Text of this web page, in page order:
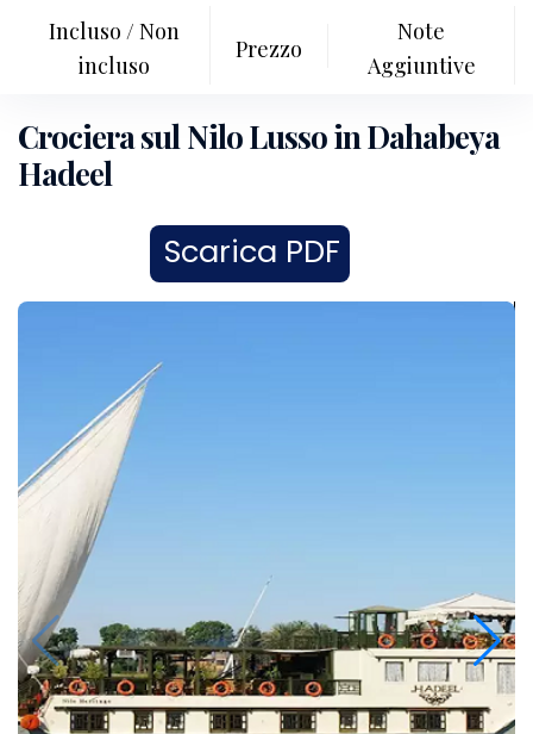
Incluso / Non
incluso
Prezzo
Note
Aggiuntive
Crociera sul Nilo Lusso in Dahabeya
Hadeel
Scarica PDF